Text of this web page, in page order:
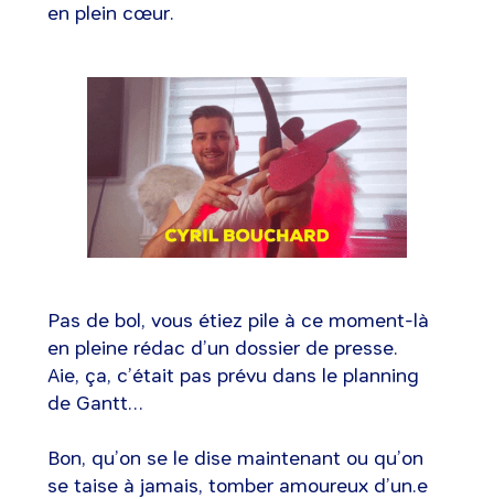
en plein cœur.
Pas de bol, vous étiez pile à ce moment-là
en pleine rédac d’un dossier de presse.
Aie, ça, c’était pas prévu dans le planning
de Gantt…
Bon, qu’on se le dise maintenant ou qu’on
se taise à jamais, tomber amoureux d’un.e